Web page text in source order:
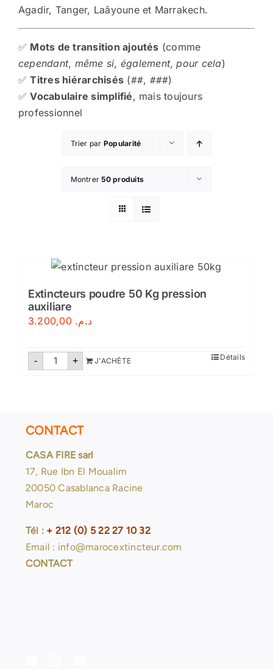
Agadir, Tanger, Laâyoune et Marrakech.
✅ Mots de transition ajoutés (comme
cependant, même si, également,pour cela)
✅Titres hiérarchisés (##, ###)
✅Vocabulaire simplifié, mais toujours
professionnel
Trier par Popularité
Montrer50 produits
Extincteurs poudre 50 Kg pression
auxiliare
د.م. 3.200,00
- quantité
auxiliare
+ J'ACHÈTE Détails
CONTACT
CASA FIRE sarl
17, Rue Ibn El Moualim
20050 Casablanca Racine
Maroc
Tél : + 212 (0) 5 22 27 10 32
Email : info@marocextincteur.com
CONTACT